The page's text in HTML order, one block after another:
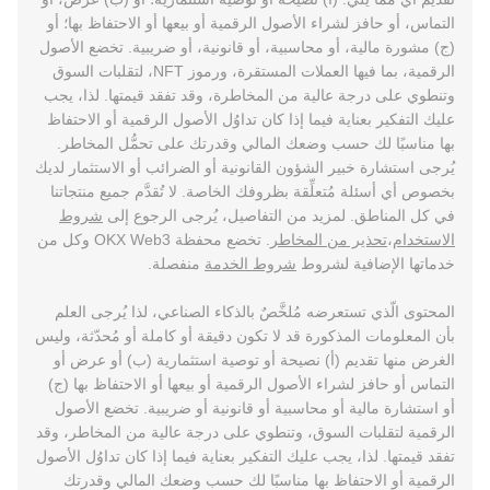
التماس، أو حافز لشراء الأصول الرقمية أو بيعها أو الاحتفاظ بها؛ أو
(ج) مشورة مالية، أو محاسبية، أو قانونية، أو ضريبية. تخضع الأصول
الرقمية، بما فيها العملات المستقرة، ورموز NFT، لتقلبات السوق
وتنطوي على درجة عالية من المخاطرة، وقد تفقد قيمتها. لذا، يجب
عليك التفكير بعناية فيما إذا كان تداوُل الأصول الرقمية أو الاحتفاظ
بها مناسبًا لك حسب وضعك المالي وقدرتك على تحمُّل المخاطر.
يُرجى استشارة خبير الشؤون القانونية أو الضرائب أو الاستثمار لديك
بخصوص أي أسئلة مُتعلِّقة بظروفك الخاصة. لا تُقدَّم جميع منتجاتنا
في كل المناطق. لمزيد من التفاصيل، يُرجى الرجوع إلى شروط
الاستخدام،تحذير من المخاطر
. تخضع محفظة OKX Web3 وكل من
خدماتها الإضافية لشروط شروط الخدمة منفصلة.
المحتوى الّذي تستعرضه مُلخَّصٌ بالذكاء الصناعي، لذا يُرجى العلم
بأن المعلومات المذكورة قد لا تكون دقيقة أو كاملة أو مُحدّثة، وليس
الغرض منها تقديم (أ) نصيحة أو توصية استثمارية (ب) أو عرض أو
التماس أو حافز لشراء الأصول الرقمية أو بيعها أو الاحتفاظ بها (ج)
أو استشارة مالية أو محاسبية أو قانونية أو ضريبية. تخضع الأصول
الرقمية لتقلبات السوق، وتنطوي على درجة عالية من المخاطر، وقد
تفقد قيمتها. لذا، يجب عليك التفكير بعناية فيما إذا كان تداوُل الأصول
الرقمية أو الاحتفاظ بها مناسبًا لك حسب وضعك المالي وقدرتك